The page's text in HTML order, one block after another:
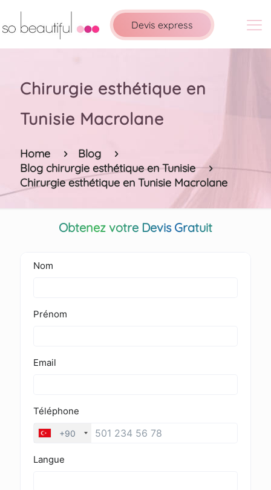
Devis express
Chirurgie esthétique en
Tunisie Macrolane
Home
Blog
Blog chirurgie esthétique en Tunisie
Chirurgie esthétique en Tunisie Macrolane
Obtenez votre Devis Gratuit